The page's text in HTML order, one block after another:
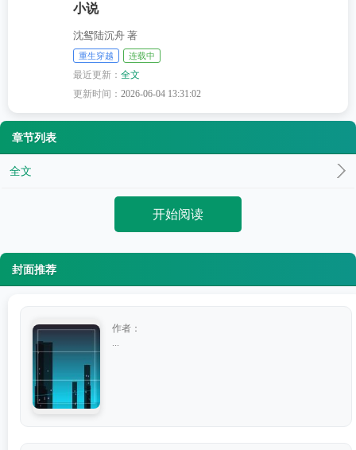
小说
沈鸳陆沉舟 著
重生穿越 连载中
最近更新：全文
更新时间：2026-06-04 13:31:02
章节列表
全文
开始阅读
封面推荐
作者：